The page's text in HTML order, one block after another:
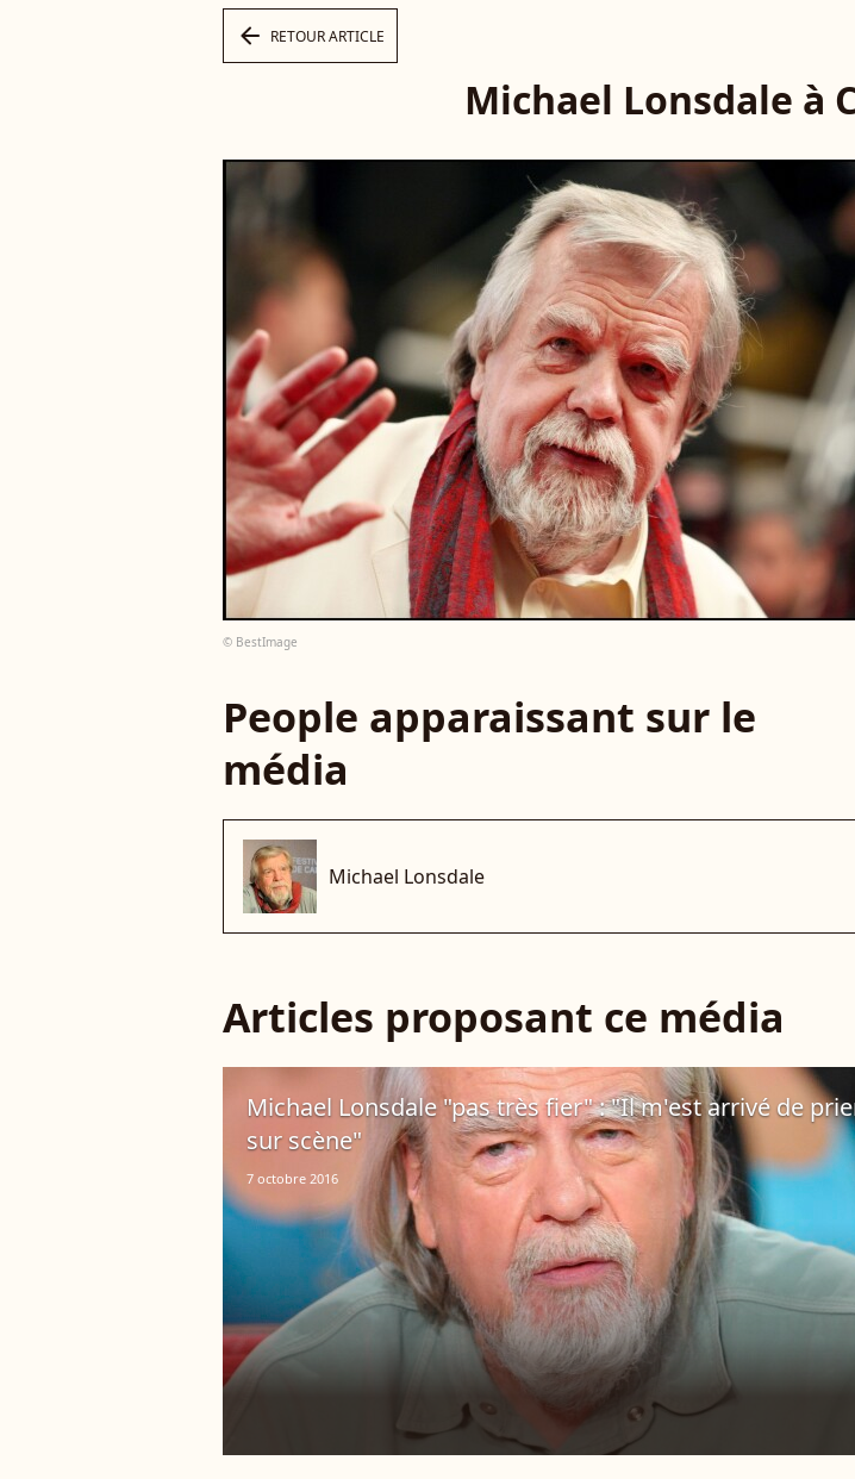
arrow_left RETOUR ARTICLE
Michael Lonsdale à
© BestImage
People apparaissant sur le
média
Michael Lonsdale
Articles proposant ce média
Michael Lonsdale "pas très fier" : "Il m'est arrivé de
sur scène"
7 octobre 2016